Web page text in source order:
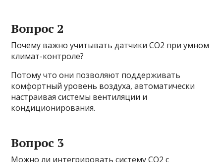
Вопрос 2
Почему важно учитывать датчики CO2 при умном
климат-контроле?
Потому что они позволяют поддерживать
комфортный уровень воздуха, автоматически
настраивая системы вентиляции и
кондиционирования.
Вопрос 3
Можно ли интегрировать систему CO2 с